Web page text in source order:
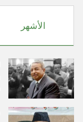
الأشهر